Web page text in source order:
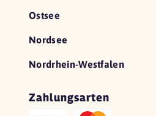
Ostsee
Nordsee
Nordrhein-Westfalen
Zahlungsarten